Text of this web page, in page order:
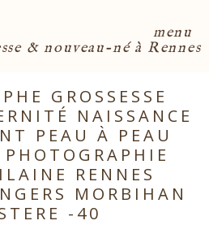
menu
& nouveau-né à Rennes
GROSSESSE
NAISSANCE
PEAU À PEAU
RENNES
MORBIHAN
-40